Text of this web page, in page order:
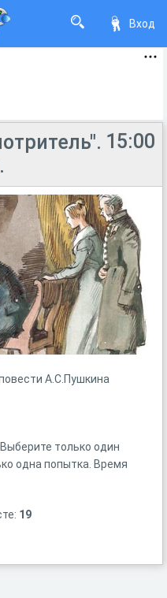
Вход
15:00
А.С.Пушкина
только один
одна попытка. Время
19